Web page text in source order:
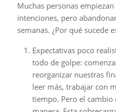
Muchas personas
intenciones, pero
semanas. ¿Por qué sucede
Expectativas poco
todo de golpe:
reorganizar nuestras
leer más, trabajar con
tiempo. Pero el cambio